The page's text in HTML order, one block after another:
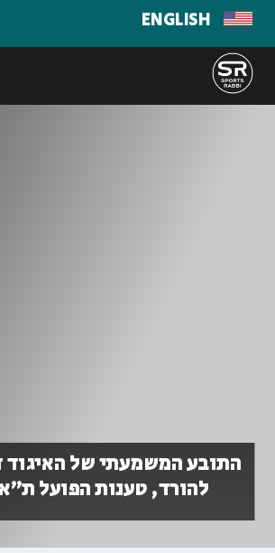
ENGLISH
התובע המשמעתי של האיגוד
להורד, טענות הפועל